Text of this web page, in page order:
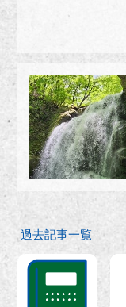
過去記事一覧